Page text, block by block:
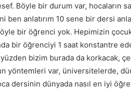
Böyle bir durum var, hocaların
ben anlatırım 10 sene bir dersi
bir öğrenci yok. Hepimizin
bir öğrenciyi 1 saat konstantre
bizim burada da korkacak,
yöntemleri var, üniversitelerde,
dersinin dünyada nasıl en iyi